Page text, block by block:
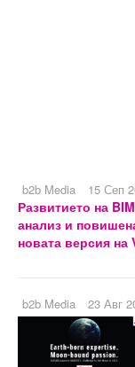
b2b Media 15 Сеп
Развитието на
анализ и
новата версия на
b2b Media 23 Авг